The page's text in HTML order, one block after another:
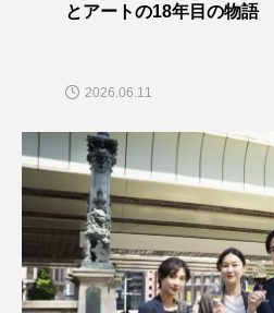
とアートの18年目の物語
2026.06.11